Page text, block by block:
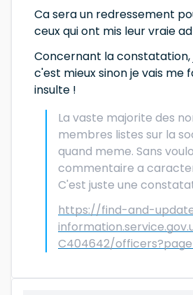
Ca sera un redressement
ceux qui ont mis leur vraie
Concernant la constatation,
c'est mieux sinon je vais me
insulte !
La vaste majorite des
membres listes sur la
quand meme. Sans
commentaire a
C'est juste une
https://find-and-
C404642/